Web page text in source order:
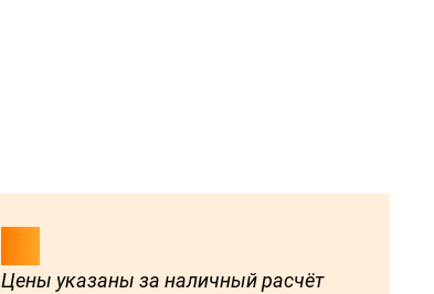
Цены указаны за наличный расчёт